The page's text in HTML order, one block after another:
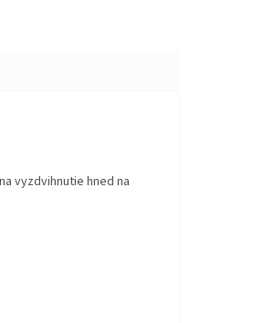
5 z 5 hviezdičiek.
vyzdvihnutie hned na
5 z 5 hviezdičiek.